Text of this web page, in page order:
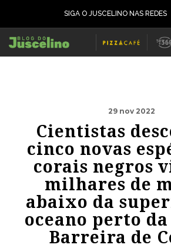
SIGA O JUSCELINO NAS REDES
29 nov 2022
Cientistas
cinco novas
corais negros
milhares de
abaixo da
oceano perto
Barreira de